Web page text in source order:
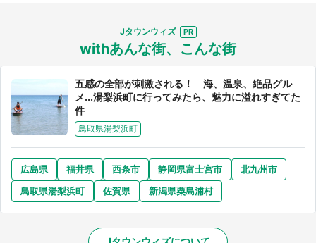
Jタウンウィズ
withあんな街、こんな街
五感の全部が刺激される！ 海、温泉、絶品グル
メ...湯梨浜町に行ってみたら、魅力に溢れすぎてた
件
鳥取県湯梨浜町
広島県 福井県 西条市 静岡県富士宮市
北九州市
鳥取県湯梨浜町
佐賀県 新潟県粟島浦村